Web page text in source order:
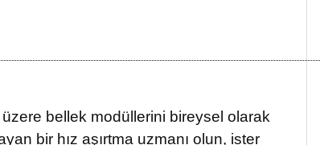
bellek modüllerini bireysel olarak
bir hız aşırtma uzmanı olun, ister